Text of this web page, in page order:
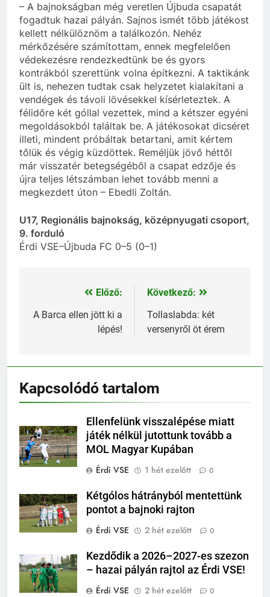
– A bajnokságban még veretlen Újbuda csapatát
fogadtuk hazai pályán. Sajnos ismét több játékost
kellett nélkülöznöm a találkozón. Nehéz
mérkőzésére számítottam, ennek megfelelően
védekezésre rendezkedtünk be és gyors
kontrákból szerettünk volna építkezni. A taktikánk
ült is, nehezen tudtak csak helyzetet kialakítani a
vendégek és távoli lövésekkel kísérleteztek. A
félidőre két góllal vezettek, mind a kétszer egyéni
megoldásokból találtak be. A játékosokat dicséret
illeti, mindent próbáltak betartani, amit kértem
tőlük és végig küzdöttek. Reméljük jövő héttől
már visszatér betegségéből a csapat edzője és
újra teljes létszámban lehet tovább menni a
megkezdett úton – Ebedli Zoltán.
U17, Regionális bajnokság, középnyugati csoport,
9. forduló
Érdi VSE–Újbuda FC 0–5 (0–1)
Bejegyzés
navigáció
Előző:
A Barca ellen jött ki a
lépés!
Következő:
Tollaslabda: két
versenyről öt érem
Kapcsolódó tartalom
Ellenfelünk visszalépése miatt
játék nélkül jutottunk tovább a
MOL Magyar Kupában
Érdi VSE
1 hét ezelőtt 0
Kétgólos hátrányból mentettünk
pontot a bajnoki rajton
Érdi VSE
2 hét ezelőtt 0
Kezdődik a 2026–2027-es szezon
– hazai pályán rajtol az Érdi VSE!
Érdi VSE
2 hét ezelőtt 0